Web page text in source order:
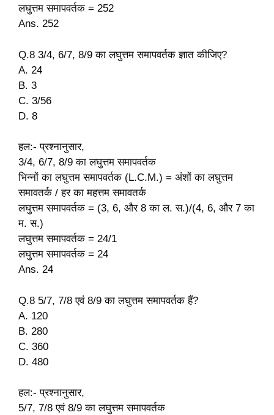
लघुत्तम समापवर्तक = 252
Ans. 252
Q.8 3/4, 6/7, 8/9 का लघुत्तम समापवर्तक ज्ञात कीजिए?
A. 24
B. 3
C. 3/56
D. 8
हल:- प्रश्नानुसार,
3/4, 6/7, 8/9 का लघुत्तम समापवर्तक
भिन्नों का लघुत्तम समापवर्तक (L.C.M.) = अंशों का लघुत्तम
समावतर्क / हर का महत्तम समावतर्क
लघुत्तम समापवर्तक = (3, 6, और 8 का ल. स.)/(4, 6, और 7 का
म. स.)
लघुत्तम समापवर्तक = 24/1
लघुत्तम समापवर्तक = 24
Ans. 24
Q.8 5/7, 7/8 एवं 8/9 का लघुत्तम समापवर्तक हैं?
A. 120
B. 280
C. 360
D. 480
हल:- प्रश्नानुसार,
5/7, 7/8 एवं 8/9 का लघुत्तम समापवर्तक